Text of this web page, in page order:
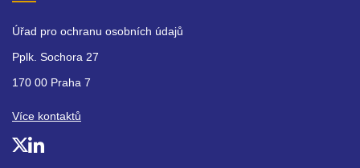
Úřad pro ochranu osobních údajů
Pplk. Sochora 27
170 00 Praha 7
Více kontaktů